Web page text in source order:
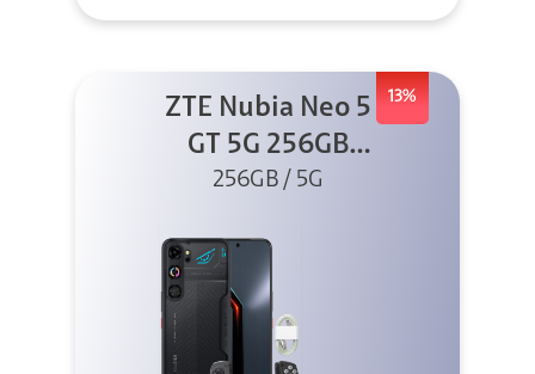
13%
ZTE Nubia Neo 5
GT 5G 256GB
Negro + GPAD +
256GB / 5G